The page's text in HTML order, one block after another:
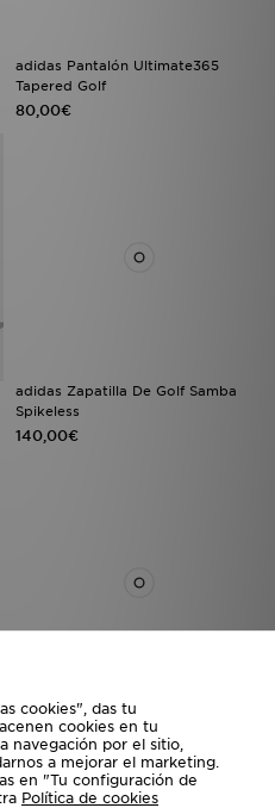
adidas Pantalón Ultimate365
Tapered Golf
80,00€
adidas Zapatilla De Golf Samba
Spikeless
140,00€
adidas Cinturón Reversible
Webbing
23,00€
cookies", das tu
cookies en tu
navegación por el sitio,
a mejorar el marketing.
en "Tu configuración de
Política de cookies